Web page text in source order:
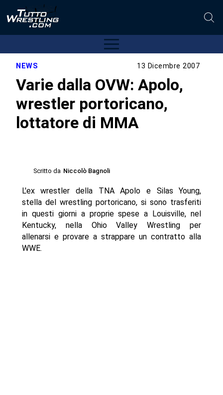
NEWS 13 Dicembre 2007
Varie dalla OVW: Apolo,
wrestler portoricano,
lottatore di MMA
Scritto da Niccolò Bagnoli
L'ex wrestler della TNA Apolo e Silas Young,
stella del wrestling portoricano, si sono trasferiti
in questi giorni a proprie spese a Louisville, nel
Kentucky, nella Ohio Valley Wrestling per
allenarsi e provare a strappare un contratto alla
WWE.